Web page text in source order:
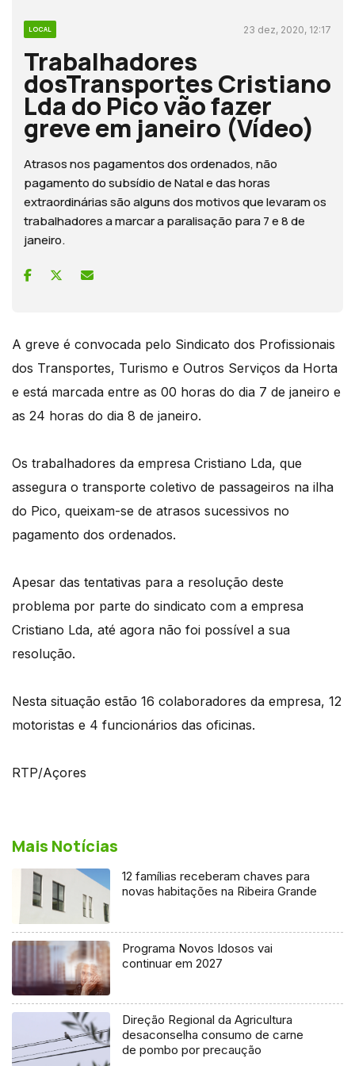
LOCAL 23 dez, 2020, 12:17
Trabalhadores
dosTransportes Cristiano
Lda do Pico vão fazer
greve em janeiro (Vídeo)
Atrasos nos pagamentos dos ordenados, não
pagamento do subsídio de Natal e das horas
extraordinárias são alguns dos motivos que levaram os
trabalhadores a marcar a paralisação para 7 e 8 de
janeiro.
A greve é convocada pelo Sindicato dos Profissionais
dos Transportes, Turismo e Outros Serviços da Horta
e está marcada entre as 00 horas do dia 7 de janeiro e
as 24 horas do dia 8 de janeiro.
Os trabalhadores da empresa Cristiano Lda, que
assegura o transporte coletivo de passageiros na ilha
do Pico, queixam-se de atrasos sucessivos no
pagamento dos ordenados.
Apesar das tentativas para a resolução deste
problema por parte do sindicato com a empresa
Cristiano Lda, até agora não foi possível a sua
resolução.
Nesta situação estão 16 colaboradores da empresa, 12
motoristas e 4 funcionários das oficinas.
RTP/Açores
Mais Notícias
12 famílias receberam chaves para
novas habitações na Ribeira Grande
Programa Novos Idosos vai
continuar em 2027
Direção Regional da Agricultura
desaconselha consumo de carne
de pombo por precaução